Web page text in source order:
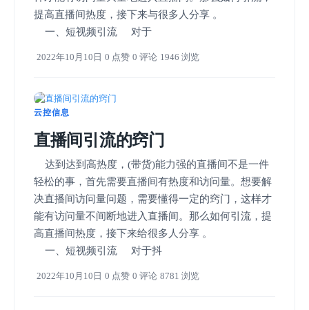
提高直播间热度，接下来与很多人分享 。
一、短视频引流 对于
2022年10月10日 0 点赞 0 评论 1946 浏览
云控信息
直播间引流的窍门
达到达到高热度，(带货)能力强的直播间不是一件
轻松的事，首先需要直播间有热度和访问量。想要解
决直播间访问量问题，需要懂得一定的窍门，这样才
能有访问量不间断地进入直播间。那么如何引流，提
高直播间热度，接下来给很多人分享 。
一、短视频引流 对于抖
2022年10月10日 0 点赞 0 评论 8781 浏览